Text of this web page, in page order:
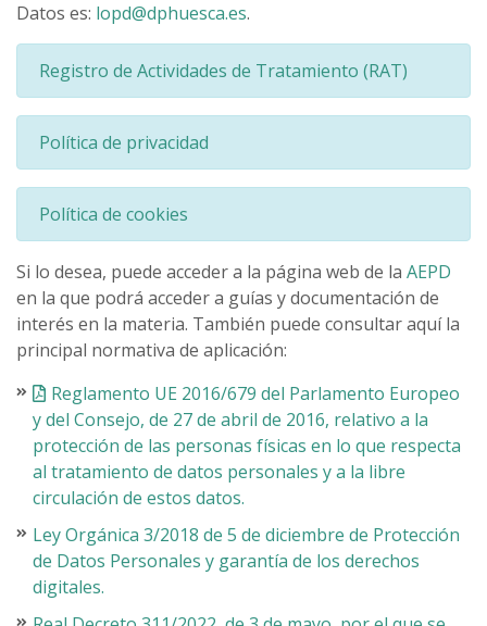
Datos es: lopd@dphuesca.es.
Registro de Actividades de Tratamiento (RAT)
Política de privacidad
Política de cookies
Si lo desea, puede acceder a la página web de la AEPD
en la que podrá acceder a guías y documentación de
interés en la materia. También puede consultar aquí la
principal normativa de aplicación:
Reglamento UE 2016/679 del Parlamento Europeo
y del Consejo, de 27 de abril de 2016, relativo a la
protección de las personas físicas en lo que respecta
al tratamiento de datos personales y a la libre
circulación de estos datos.
Ley Orgánica 3/2018 de 5 de diciembre de Protección
de Datos Personales y garantía de los derechos
digitales.